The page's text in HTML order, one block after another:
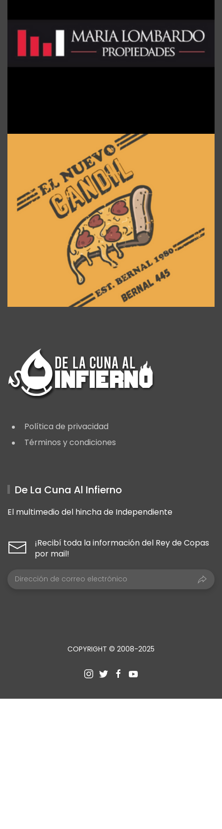
Política de privacidad
Términos y condiciones
De La Cuna Al Infierno
El multimedio del hincha de Independiente
¡Recibí toda la información del Rey de Copas
por mail!
COPYRIGHT © 2008-2025